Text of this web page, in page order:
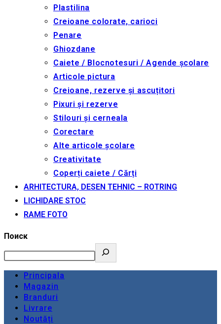
Plastilina
Creioane colorate, carioci
Penare
Ghiozdane
Caiete / Blocnotesuri / Agende școlare
Articole pictura
Creioane, rezerve și ascuțitori
Pixuri și rezerve
Stilouri și cerneala
Corectare
Alte articole școlare
Creativitate
Coperți caiete / Cărți
ARHITECTURA, DESEN TEHNIC – ROTRING
LICHIDARE STOC
RAME FOTO
Поиск
Principala
Magazin
Branduri
Livrare
Noutăți